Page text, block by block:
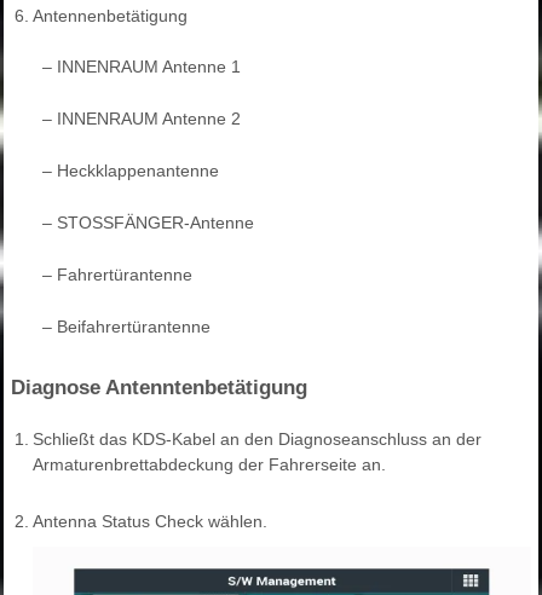
6. Antennenbetätigung
– INNENRAUM Antenne 1
– INNENRAUM Antenne 2
– Heckklappenantenne
– STOSSFÄNGER-Antenne
– Fahrertürantenne
– Beifahrertürantenne
Diagnose Antenntenbetätigung
1.
Schließt das KDS-Kabel an den Diagnoseanschluss an der
Armaturenbrettabdeckung der Fahrerseite an.
2. Antenna Status Check wählen.